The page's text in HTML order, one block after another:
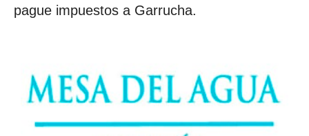
pague impuestos a Garrucha.